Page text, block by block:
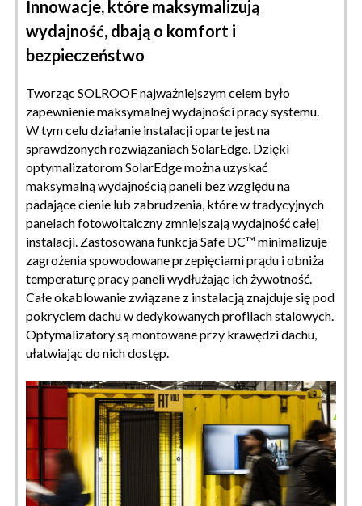
Innowacje, które maksymalizują
wydajność, dbają o komfort i
bezpieczeństwo
Tworząc SOLROOF najważniejszym celem było
zapewnienie maksymalnej wydajności pracy systemu.
W tym celu działanie instalacji oparte jest na
sprawdzonych rozwiązaniach SolarEdge. Dzięki
optymalizatorom SolarEdge można uzyskać
maksymalną wydajnością paneli bez względu na
padające cienie lub zabrudzenia, które w tradycyjnych
panelach fotowoltaiczny zmniejszają wydajność całej
instalacji. Zastosowana funkcja Safe DC™ minimalizuje
zagrożenia spowodowane przepięciami prądu i obniża
temperaturę pracy paneli wydłużając ich żywotność.
Całe okablowanie związane z instalacją znajduje się pod
pokryciem dachu w dedykowanych profilach stalowych.
Optymalizatory są montowane przy krawędzi dachu,
ułatwiając do nich dostęp.